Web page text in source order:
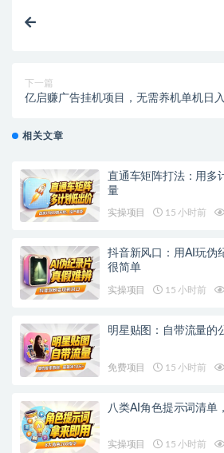
下一篇
亿启赚广告挂机项目，无需养机单机日
相关文章
直通车矩阵打法：用多
量
实操项目 15 小时前
抖音新风口：用AI玩伪
很简单
实操项目 15 小时前
明星贴图：自带流量的
免费项目 15 小时前
八类AI角色提示词清单
实操项目 15 小时前